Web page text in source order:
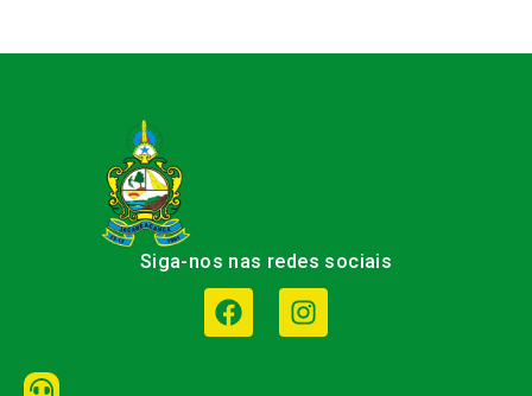
Siga-nos nas redes sociais